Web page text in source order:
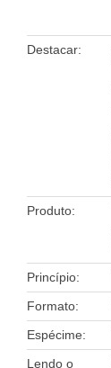
Destacar
Produto
Princípio
Formato
Espécime
Lendo o